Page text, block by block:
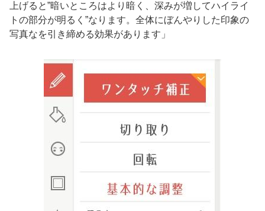
上げると”暗いところはより暗く、深みが増してハイライ
トの部分が明るく”なります。全体にぼんやりした印象の
写真なを引き締める効果があります」